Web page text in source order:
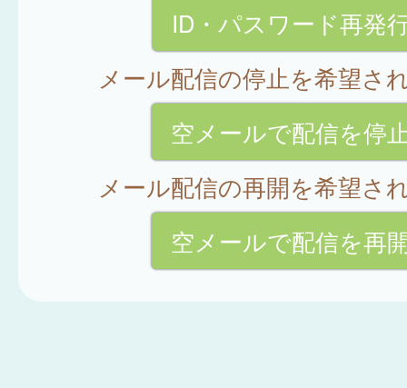
ID・パスワード再発
メール配信の停止を希望さ
空メールで配信を停
メール配信の再開を希望さ
空メールで配信を再